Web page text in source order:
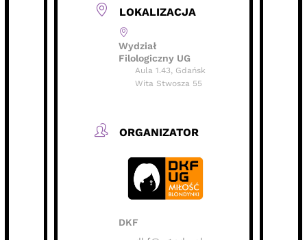
LOKALIZACJA
Wydział
Filologiczny UG
Aula 1.43, Gdańsk
Wita Stwosza 55
ORGANIZATOR
DKF